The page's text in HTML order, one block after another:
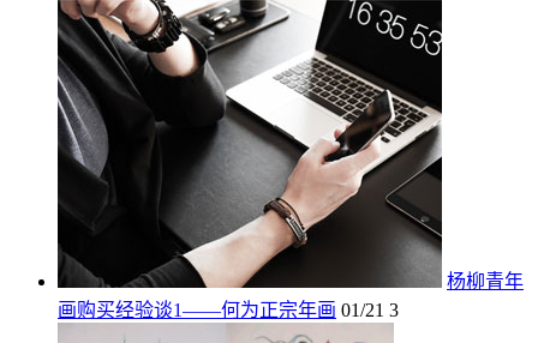
杨柳青年
画购买经验谈1——何为正宗年画 01/21 3